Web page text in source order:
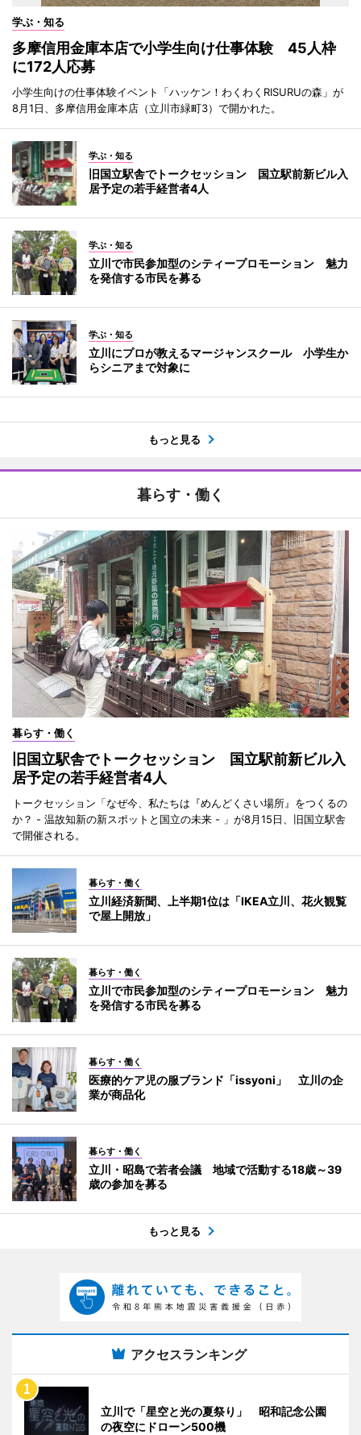
学ぶ・知る
多摩信用金庫本店で小学生向け仕事体験 45人枠
に172人応募
小学生向けの仕事体験イベント「ハッケン！わくわくRISURUの森」が
8月1日、多摩信用金庫本店（立川市緑町3）で開かれた。
学ぶ・知る
旧国立駅舎でトークセッション 国立駅前新ビル入
居予定の若手経営者4人
学ぶ・知る
立川で市民参加型のシティープロモーション 魅力
を発信する市民を募る
学ぶ・知る
立川にプロが教えるマージャンスクール 小学生か
らシニアまで対象に
もっと見る
暮らす・働く
暮らす・働く
旧国立駅舎でトークセッション 国立駅前新ビル入
居予定の若手経営者4人
トークセッション「なぜ今、私たちは『めんどくさい場所』をつくるの
か？ - 温故知新の新スポットと国立の未来 - 」が8月15日、旧国立駅舎
で開催される。
暮らす・働く
立川経済新聞、上半期1位は「IKEA立川、花火観覧
で屋上開放」
暮らす・働く
立川で市民参加型のシティープロモーション 魅力
を発信する市民を募る
暮らす・働く
医療的ケア児の服ブランド「issyoni」 立川の企
業が商品化
暮らす・働く
立川・昭島で若者会議 地域で活動する18歳～39
歳の参加を募る
もっと見る
アクセスランキング
立川で「星空と光の夏祭り」 昭和記念公園
の夜空にドローン500機